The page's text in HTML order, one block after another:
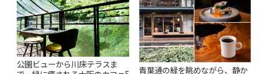
公園ビューから川床テラスま
青葉通の緑を眺めながら、静か